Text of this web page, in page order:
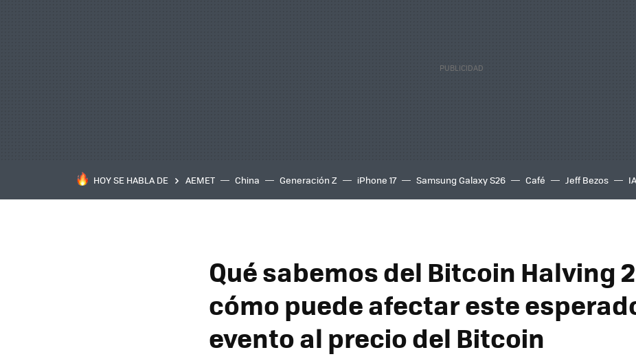
HOY SE HABLA DE AEMET China Generación Z iPhone 17 Samsung Galaxy S26 Café Jeff Bezos IA
Qué sabemos del Bitcoin Halving
cómo puede afectar este
evento al precio del Bitcoin